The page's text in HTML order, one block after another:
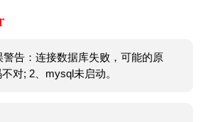
警告：连接数据库失败，可能的原
对; 2、mysql未启动。